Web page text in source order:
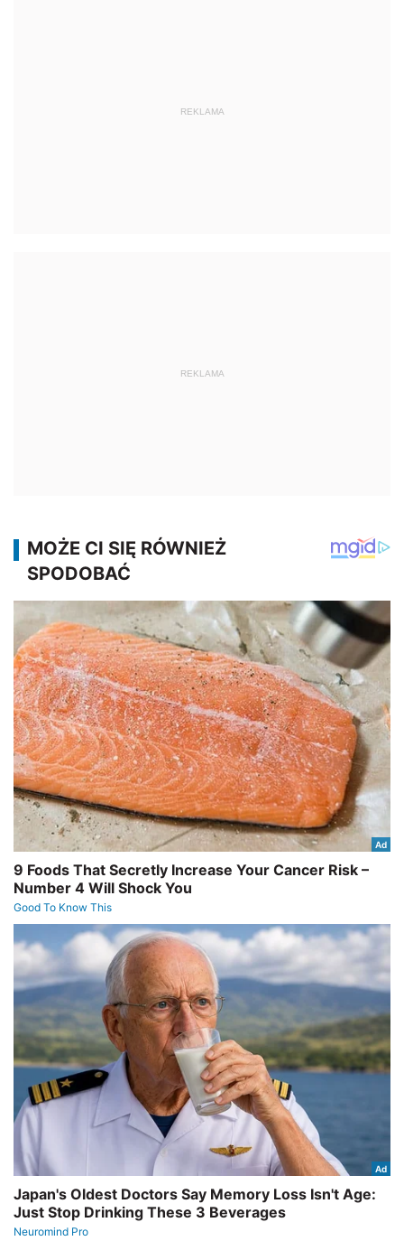
REKLAMA
REKLAMA